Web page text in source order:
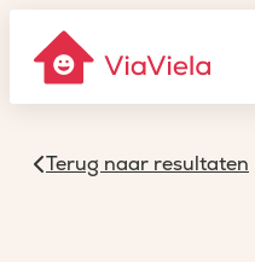
Terug naar resultaten